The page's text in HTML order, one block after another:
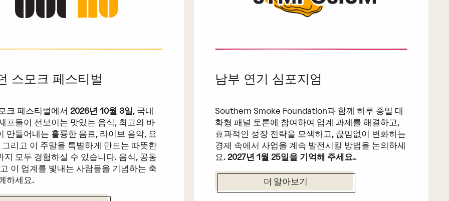
스모크 페스티벌
크 페스티벌에서 2026년 10월 3일, 국내
프들이 선보이는 맛있는 음식, 최고의 바
만들어내는 훌륭한 음료, 라이브 음악, 요
그리고 이 주말을 특별하게 만드는 따뜻한
지 모두 경험하실 수 있습니다. 음식, 공동
이 업계를 빛내는 사람들을 기념하는 축
하세요.
남부 연기 심포지엄
Southern Smoke Foundation과 함께 하루 종일 대
화형 패널 토론에 참여하여 업계 과제를 해결하고,
효과적인 성장 전략을 모색하고, 끊임없이 변화하는
경제 속에서 사업을 계속 발전시킬 방법을 논의하세
요. 2027년 1월 25일을 기억해 주세요..
더 알아보기